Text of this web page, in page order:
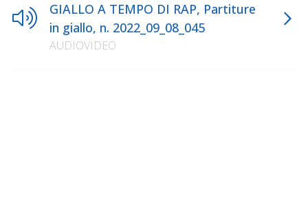
GIALLO A TEMPO DI RAP, Partiture
in giallo, n. 2022_09_08_045
AUDIOVIDEO